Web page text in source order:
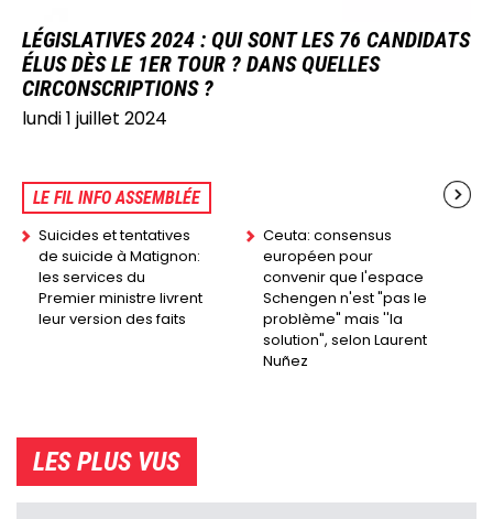
LÉGISLATIVES 2024 : QUI SONT LES 76 CANDIDATS
ÉLUS DÈS LE 1ER TOUR ? DANS QUELLES
CIRCONSCRIPTIONS ?
lundi 1 juillet 2024
LE FIL INFO ASSEMBLÉE
Suicides et tentatives
de suicide à Matignon:
les services du
Premier ministre livrent
leur version des faits
Ceuta: consensus
européen pour
convenir que l'espace
Schengen n'est "pas le
problème" mais ''la
solution", selon Laurent
Nuñez
LES PLUS VUS